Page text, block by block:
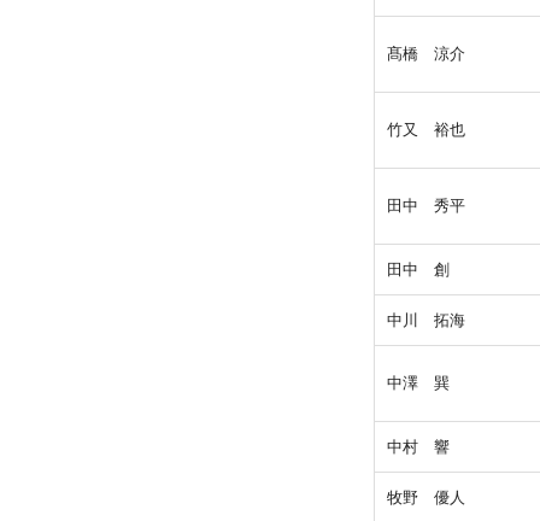
髙橋 涼介
竹又 裕也
田中 秀平
田中 創
中川 拓海
中澤 巽
中村 響
牧野 優人